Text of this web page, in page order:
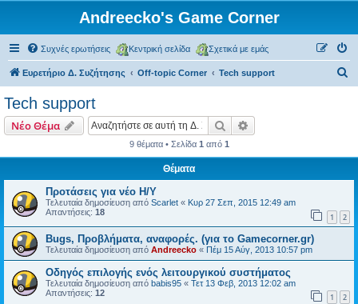
Andreecko's Game Corner
Συχνές ερωτήσεις Κεντρική σελίδα Σχετικά με εμάς
Ευρετήριο Δ. Συζήτησης Off-topic Corner Tech support
η
Tech support
Νέο Θέμα Αναζήτηση
9 θέματα • Σελίδα 1 από 1
Θέματα
Προτάσεις για νέο Η/Υ
Τελευταία δημοσίευση από Scarlet « Κυρ 27 Σεπ, 2015 12:49 am
Απαντήσεις: 18 1 2
Bugs, Προβλήματα, αναφορές. (για το Gamecorner.gr)
Τελευταία δημοσίευση από Andreecko « Πέμ 15 Αύγ, 2013 10:57 pm
Οδηγός επιλογής ενός λειτουργικού συστήματος
Τελευταία δημοσίευση από babis95 « Τετ 13 Φεβ, 2013 12:02 am
Απαντήσεις: 12 1 2